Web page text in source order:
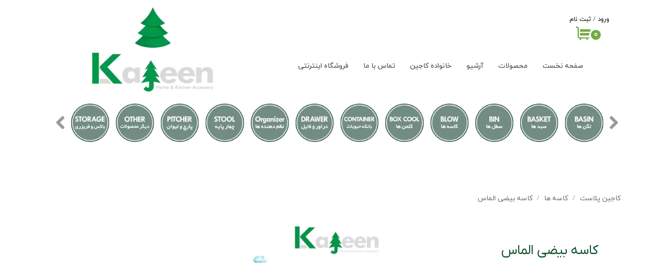
صفحه نخست محصولات آرشیو خانواده کاجین تماس با ما فروشگاه اینترنتی
ورود / ثبت نام
حساب کاربری من
۰
کاجین پلاست کاسه ها کاسه بیضی الماس
کاسه بیضی الماس